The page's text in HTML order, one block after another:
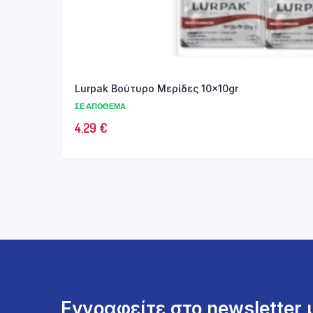
Lurpak Βούτυρο Μερίδες 10x10gr
ΣΕ ΑΠΌΘΕΜΑ
4.29 €
Εγγραφείτε στο newsletter